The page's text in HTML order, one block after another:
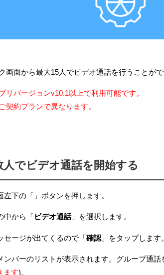
画面から最大15人でビデオ通話を行うことがで
リバージョンv10.1以上で利用可能です。
契約プランで異なります。
人でビデオ通話を開始する
左下の「 」ボタンを押します。
中から「 ビデオ通話」を選択します。
セージが出てくるので「 確認 」をタップします
ンバーのリストが表示されます。グループ通
ます)。